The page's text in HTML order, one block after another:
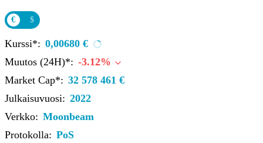
€ $
Kurssi*: 0,00680 €
Muutos (24H)*: -3.12%
Market Cap*: 32 578 461 €
Julkaisuvuosi: 2022
Verkko: Moonbeam
Protokolla: PoS